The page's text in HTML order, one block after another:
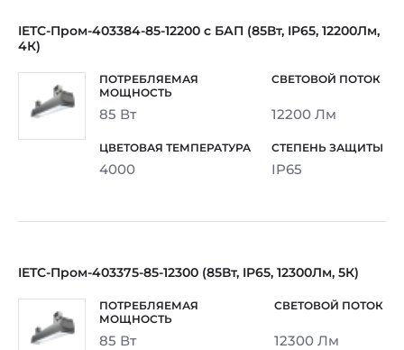
IETC-Пром-403384-85-12200 с БАП (85Вт, IP65, 12200Лм,
4К)
85 Вт 12200 Лм
4000 IP65
IETC-Пром-403375-85-12300 (85Вт, IP65, 12300Лм, 5К)
85 Вт 12300 Лм